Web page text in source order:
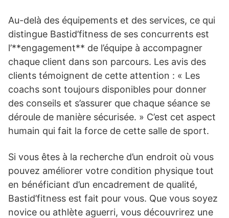
Au-delà des équipements et des services, ce qui
distingue Bastid’fitness de ses concurrents est
l’**engagement** de l’équipe à accompagner
chaque client dans son parcours. Les avis des
clients témoignent de cette attention : « Les
coachs sont toujours disponibles pour donner
des conseils et s’assurer que chaque séance se
déroule de manière sécurisée. » C’est cet aspect
humain qui fait la force de cette salle de sport.
Si vous êtes à la recherche d’un endroit où vous
pouvez améliorer votre condition physique tout
en bénéficiant d’un encadrement de qualité,
Bastid’fitness est fait pour vous. Que vous soyez
novice ou athlète aguerri, vous découvrirez une